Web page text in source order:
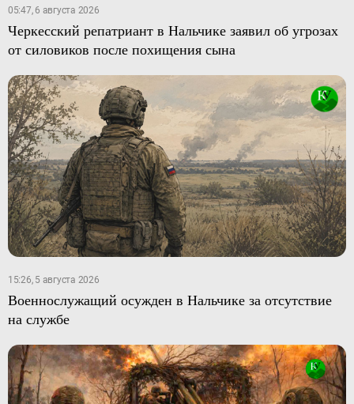
05:47, 6 августа 2026
Черкесский репатриант в Нальчике заявил об угрозах
от силовиков после похищения сына
15:26, 5 августа 2026
Военнослужащий осужден в Нальчике за отсутствие
на службе